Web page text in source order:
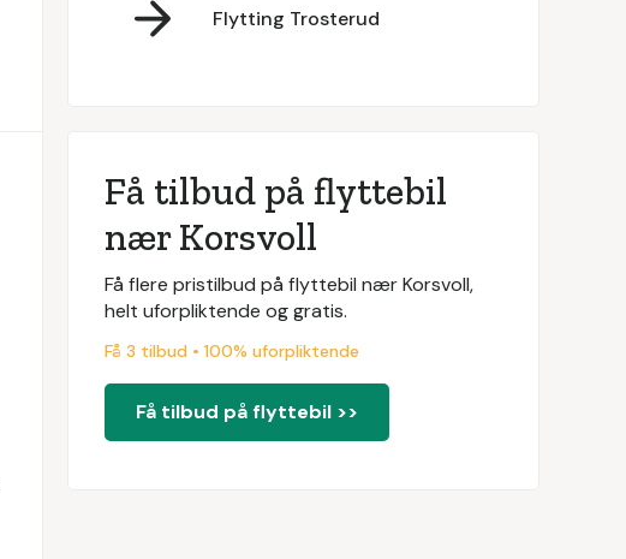
Flytting Trosterud
Få tilbud på flyttebil
nær Korsvoll
Få flere pristilbud på flyttebil nær Korsvoll,
helt uforpliktende og gratis.
Få 3 tilbud • 100% uforpliktende
Få tilbud på flyttebil >>